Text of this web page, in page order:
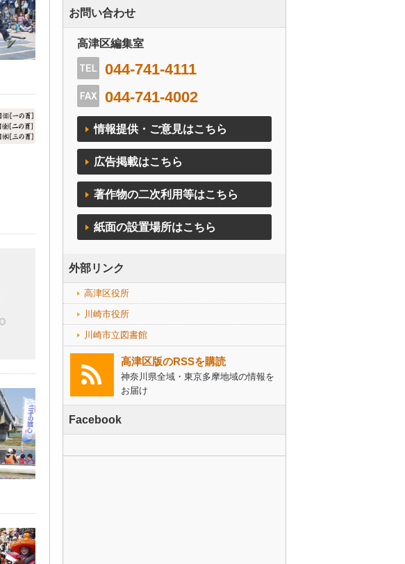
お問い合わせ
高津区編集室
044-741-4111
044-741-4002
情報提供・ご意見はこちら
広告掲載はこちら
著作物の二次利用等はこちら
紙面の設置場所はこちら
外部リンク
高津区役所
川崎市役所
川崎市立図書館
高津区版のRSSを購読
神奈川県全域・東京多摩地域の情報を
お届け
Facebook